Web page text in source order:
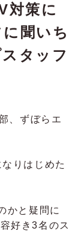
対策に
聞いち
タッフ
、ずぼらエ
りはじめた
かと疑問に
好き3名のス